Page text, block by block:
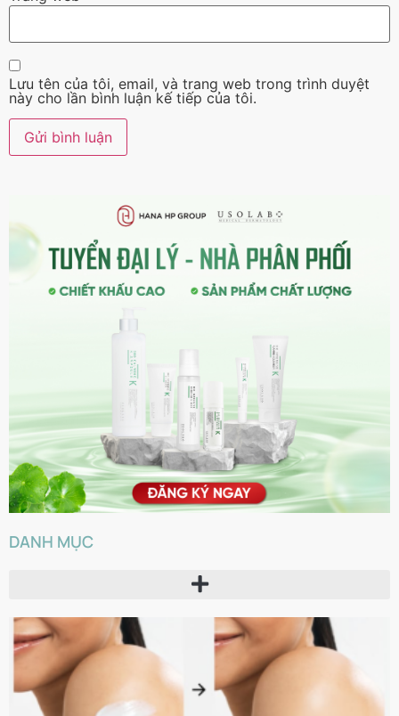
Lưu tên của tôi, email, và trang web trong trình duyệt
này cho lần bình luận kế tiếp của tôi.
DANH MỤC